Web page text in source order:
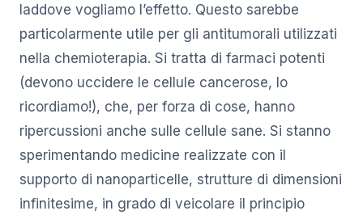
laddove vogliamo l’effetto. Questo sarebbe
particolarmente utile per gli antitumorali utilizzati
nella chemioterapia. Si tratta di farmaci potenti
(devono uccidere le cellule cancerose, lo
ricordiamo!), che, per forza di cose, hanno
ripercussioni anche sulle cellule sane. Si stanno
sperimentando medicine realizzate con il
supporto di nanoparticelle, strutture di dimensioni
infinitesime, in grado di veicolare il principio